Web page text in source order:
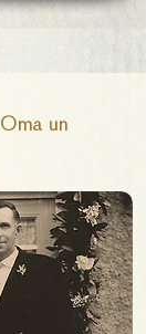
Oma un